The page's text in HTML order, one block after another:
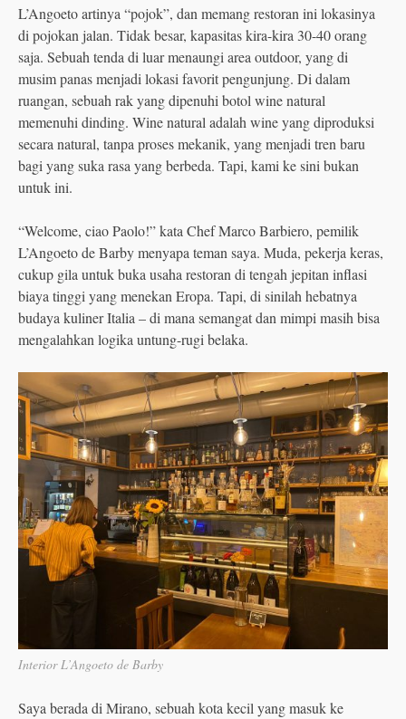
L’Angoeto artinya “pojok”, dan memang restoran ini lokasinya
di pojokan jalan. Tidak besar, kapasitas kira-kira 30-40 orang
saja. Sebuah tenda di luar menaungi area outdoor, yang di
musim panas menjadi lokasi favorit pengunjung. Di dalam
ruangan, sebuah rak yang dipenuhi botol wine natural
memenuhi dinding. Wine natural adalah wine yang diproduksi
secara natural, tanpa proses mekanik, yang menjadi tren baru
bagi yang suka rasa yang berbeda. Tapi, kami ke sini bukan
untuk ini.
“Welcome, ciao Paolo!” kata Chef Marco Barbiero, pemilik
L’Angoeto de Barby menyapa teman saya. Muda, pekerja keras,
cukup gila untuk buka usaha restoran di tengah jepitan inflasi
biaya tinggi yang menekan Eropa. Tapi, di sinilah hebatnya
budaya kuliner Italia – di mana semangat dan mimpi masih bisa
mengalahkan logika untung-rugi belaka.
Interior L’Angoeto de Barby
Saya berada di Mirano, sebuah kota kecil yang masuk ke